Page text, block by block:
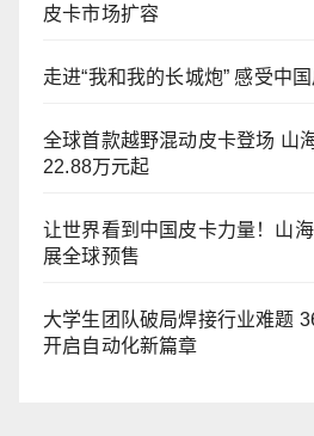
皮卡市场扩容
走进“我和我的长城炮” 感受中
全球首款越野混动皮卡登场 山
22.88万元起
让世界看到中国皮卡力量！山
展全球预售
大学生团队破局焊接行业难题
开启自动化新篇章